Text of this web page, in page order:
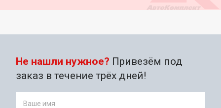
Не нашли нужное? Привезём под
заказ в течение трёх дней!
Ваше имя